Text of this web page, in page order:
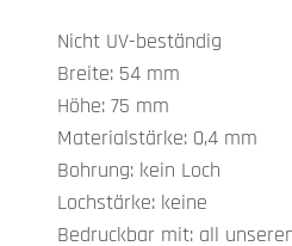
Nicht UV-beständig
Breite: 54 mm
Höhe: 75 mm
Materialstärke: 0,4 mm
Bohrung: kein Loch
Lochstärke: keine
Bedruckbar mit: all